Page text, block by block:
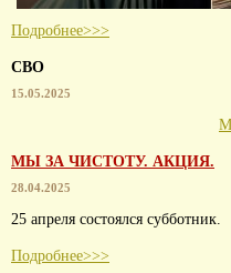
Подробнее>>>
СВО
15.05.2025
МЫ ЗА ЧИСТОТУ. АКЦИЯ.
28.04.2025
25 апреля состоялся субботник.
Подробнее>>>